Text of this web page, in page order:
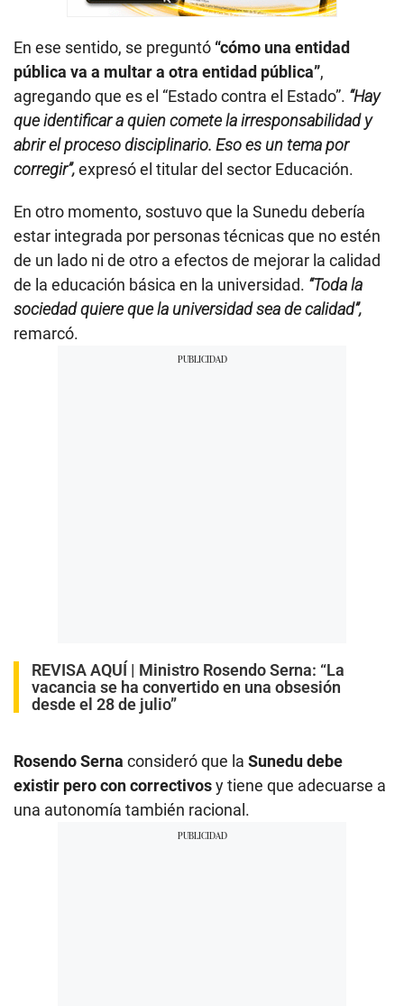
En ese sentido, se preguntó “cómo una entidad
pública va a multar a otra entidad pública”,
agregando que es el “Estado contra el Estado”. “Hay
que identificar a quien comete la irresponsabilidad y
abrir el proceso disciplinario. Eso es un tema por
corregir”,expresó el titular del sector Educación.
En otro momento, sostuvo que la Sunedu debería
estar integrada por personas técnicas que no estén
de un lado ni de otro a efectos de mejorar la calidad
de la educación básica en la universidad. “Toda la
sociedad quiere que la universidad sea de calidad”,
remarcó.
REVISA AQUÍ | Ministro Rosendo Serna: “La
vacancia se ha convertido en una obsesión
desde el 28 de julio”
Rosendo Serna consideró que la Sunedu debe
existir pero con correctivosy tiene que adecuarse a
una autonomía también racional.